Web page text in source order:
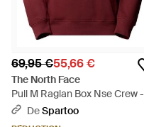
69,95 €55,66 €
The North Face
Pull M Raglan Box Nse Crew -
Rouge
DeSpartoo